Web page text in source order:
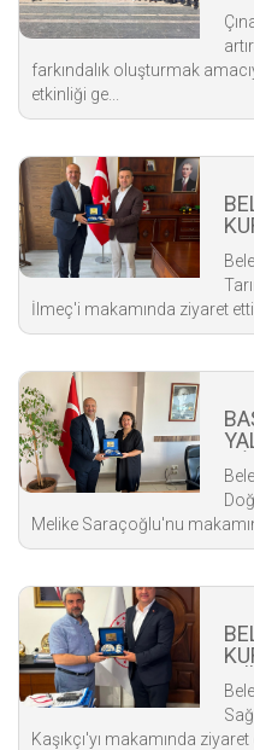
farkındalık oluşturmak
etkinliği ge...
İlmeç'i makamında ziyaret etti.
Melike Saraçoğlu'nu
Kaşıkçı'yı makamında ziyaret